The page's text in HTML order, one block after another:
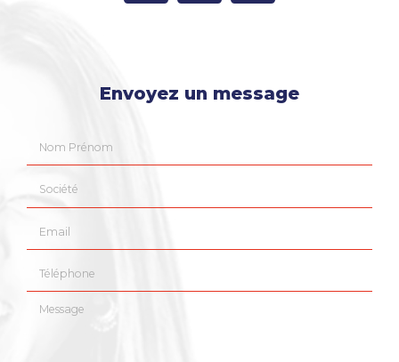
Envoyez un message
Message